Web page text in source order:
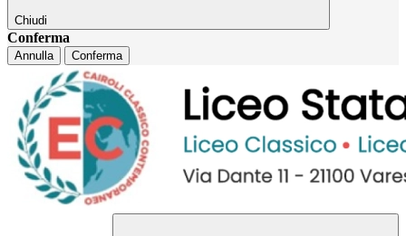
Chiudi
Conferma
Annulla Conferma